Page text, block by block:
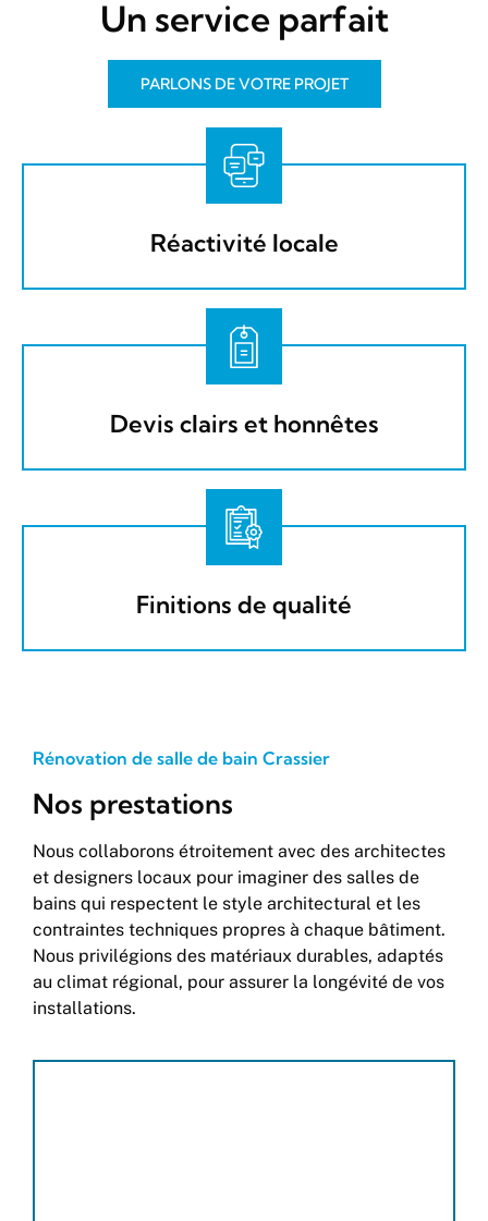
Un service parfait
PARLONS DE VOTRE PROJET
Réactivité locale​
Devis clairs et honnêtes​​
Finitions de qualité​
Rénovation de salle de bain Crassier
Nos prestations
Nous collaborons étroitement avec des architectes
et designers locaux pour imaginer des salles de
bains qui respectent le style architectural et les
contraintes techniques propres à chaque bâtiment.
Nous privilégions des matériaux durables, adaptés
au climat régional, pour assurer la longévité de vos
installations.